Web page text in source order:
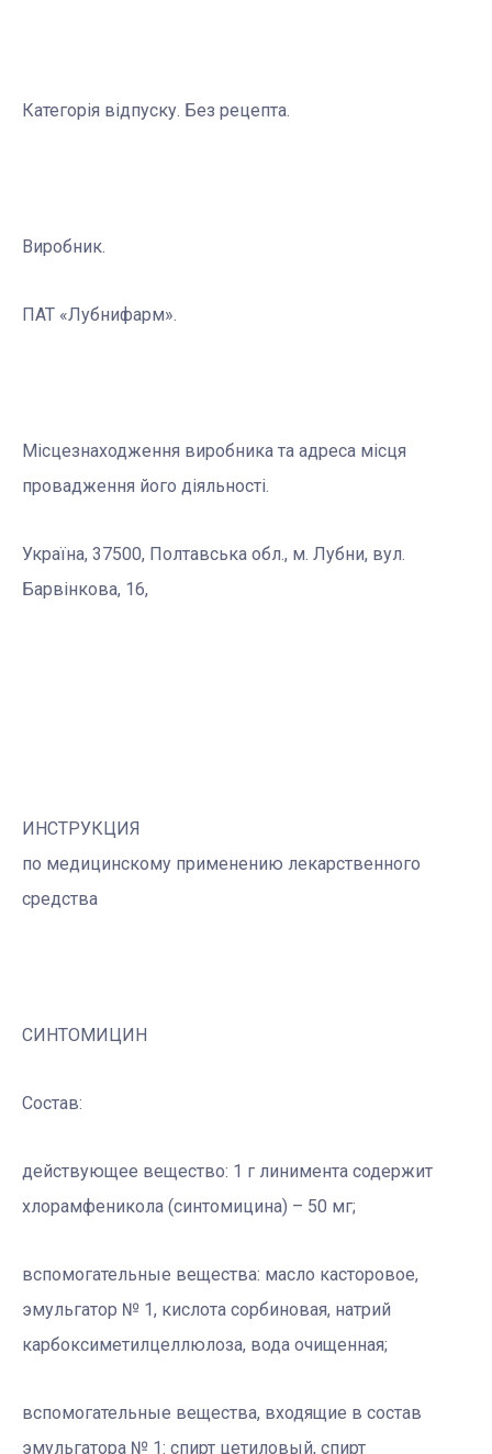
Категорія відпуску. Без рецепта.
Виробник.
ПАТ «Лубнифарм».
Місцезнаходження виробника та адреса місця
провадження його діяльності.
Україна, 37500, Полтавська обл., м. Лубни, вул.
Барвінкова, 16,
ИНСТРУКЦИЯ
по медицинскому применению лекарственного
средства
СИНТОМИЦИН
Состав:
действующее вещество: 1 г линимента содержит
хлорамфеникола (синтомицина) – 50 мг;
вспомогательные вещества: масло касторовое,
эмульгатор № 1, кислота сорбиновая, натрий
карбоксиметилцеллюлоза, вода очищенная;
вспомогательные вещества, входящие в состав
эмульгатора № 1: спирт цетиловый, спирт